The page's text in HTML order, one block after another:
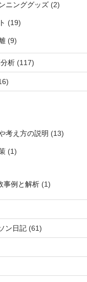
ニンググッズ(2)
(19)
(9)
析(117)
考え方の説明 (13)
(1)
事例と解析(1)
ン日記(61)